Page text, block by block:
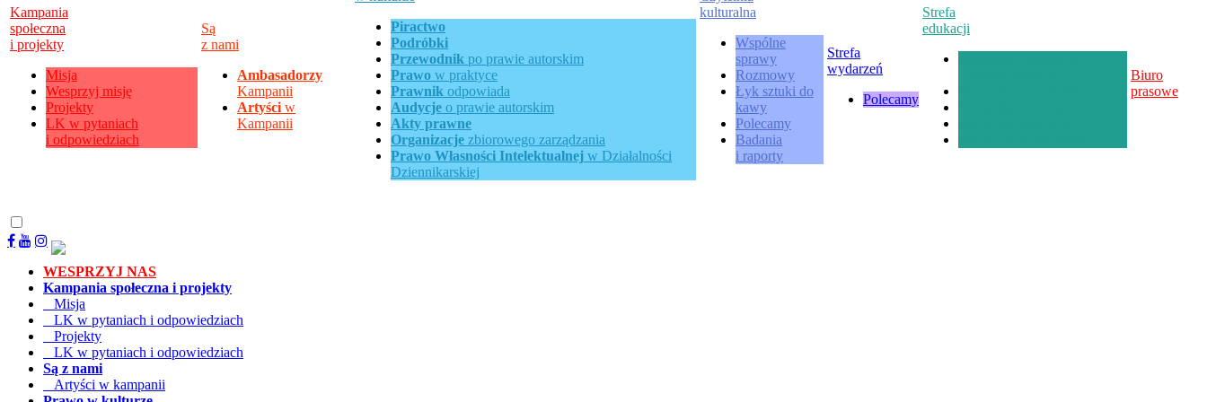
Kampania
społeczna
i projekty
Misja
Wesprzyj misję
Projekty
LK w pytaniach
i odpowiedziach
Są
z nami
Ambasadorzy
Kampanii
Artyści w
Kampanii
Piractwo
Podróbki
Przewodnik po prawie autorskim
Prawo w praktyce
Prawnik odpowiada
Audycje o prawie autorskim
Akty prawne
Organizacje zbiorowego zarządzania
Prawo Własności Intelektualnej w Działalności
Dziennikarskiej
kulturalna
Wspólne
sprawy
Rozmowy
Łyk sztuki do
kawy
Polecamy
Badania
i raporty
Strefa
wydarzeń
Polecamy
Strefa
edukacji
Biuro
prasowe
WESPRZYJ NAS
Kampania społeczna i projekty
Misja
LK w pytaniach i odpowiedziach
Projekty
LK w pytaniach i odpowiedziach
Są z nami
Artyści w kampanii